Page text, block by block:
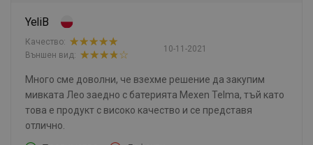
YeliB
10-11-2021
Качество:
Външен вид:
Много сме доволни, че взехме решение да закупим
мивката Лео заедно с батерията Mexen Telma, тъй като
това е продукт с високо качество и се представя
отлично.